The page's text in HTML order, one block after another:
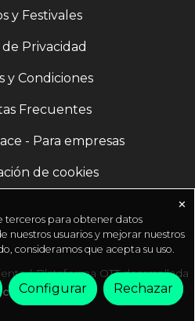
y Festivales
Privacidad
y Condiciones
Frecuentes
- Para empresas
de cookies
| Plataforma OTT desarrollada
Media
✕
terceros para obtener datos
nuestros usuarios y mejorar nuestros
consideramos que acepta su uso.
Configurar Rechazar